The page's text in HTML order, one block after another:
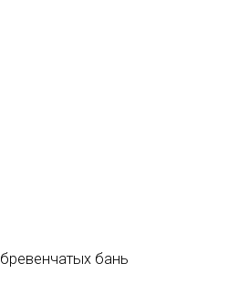
бревенчатых бань